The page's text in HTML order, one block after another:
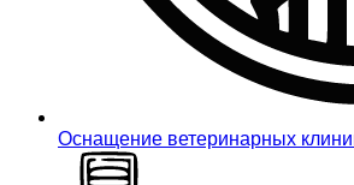
Оснащение ветеринарных